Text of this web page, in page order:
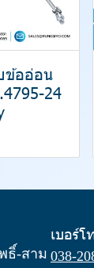
ข้ออ่อน
24
ธิ์-สาม
เบอร์โ
038-